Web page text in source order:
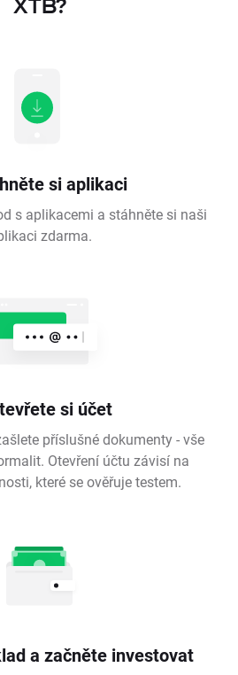
XTB?
si aplikaci
s aplikacemi a stáhněte si naši
zdarma.
si účet
příslušné dokumenty - vše
Otevření účtu závisí na
které se ověřuje testem.
a začněte investovat